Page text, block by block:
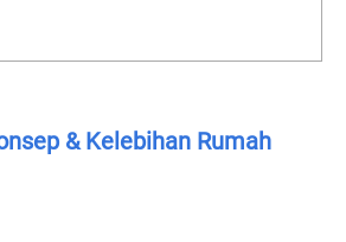
& Kelebihan Rumah